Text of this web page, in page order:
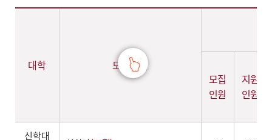
2022학년도 일반학생 전형 - 계열,대학,학과(부),전공,학생부교과·실기위주(일반학생전형)(모집인원,경쟁률,합격자학생부평균등급,환산점수(평균,만점)) 정보제공
대학
모집단위
모집
인원
지원
인원
신학대